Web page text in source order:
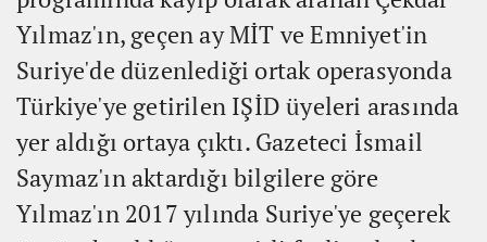
Yılmaz'ın, geçen ay MİT ve Emniyet'in
Suriye'de düzenlediği ortak operasyonda
Türkiye'ye getirilen IŞİD üyeleri arasında
yer aldığı ortaya çıktı. Gazeteci İsmail
Saymaz'ın aktardığı bilgilere göre
Yılmaz'ın 2017 yılında Suriye'ye geçerek